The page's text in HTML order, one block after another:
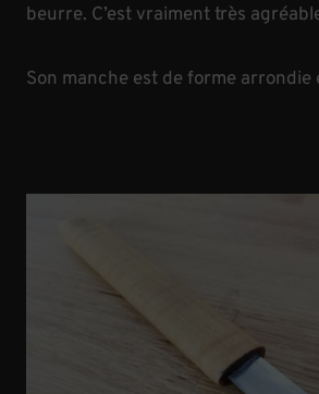
beurre. C’est vraiment très
Son manche est de forme